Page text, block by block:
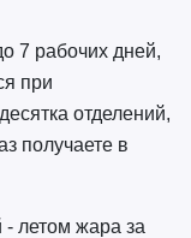
7 рабочих дней,
при
отделений,
получаете в
- летом жара за